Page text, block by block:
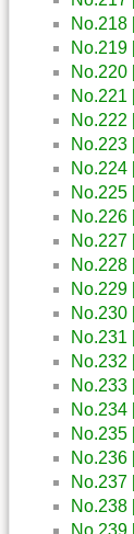
No.218
No.219
No.220
No.221
No.222
No.223
No.224
No.225
No.226
No.227
No.228
No.229
No.230
No.231
No.232
No.233
No.234
No.235
No.236
No.237
No.238
No.239